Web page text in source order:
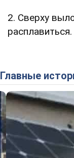
2. Сверху
расплавиться.
Главные